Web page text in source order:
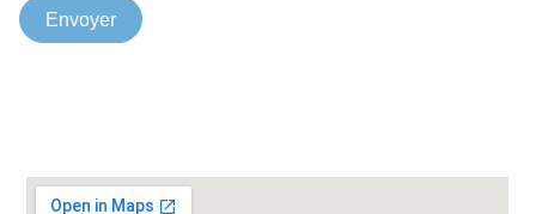
Envoyer